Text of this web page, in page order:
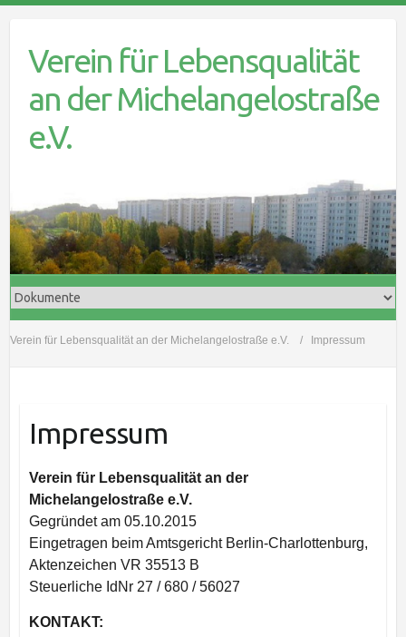
contentVerein für Lebensqualität
an der Michelangelostraße
e.V.
Verein für Lebensqualität an der Michelangelostraße e.V. Impressum
Impressum
Verein für Lebensqualität an der
Michelangelostraße e.V.
Gegründet am 05.10.2015
Eingetragen beim Amtsgericht Berlin-Charlottenburg,
Aktenzeichen VR 35513 B
Steuerliche IdNr 27 / 680 / 56027
KONTAKT: